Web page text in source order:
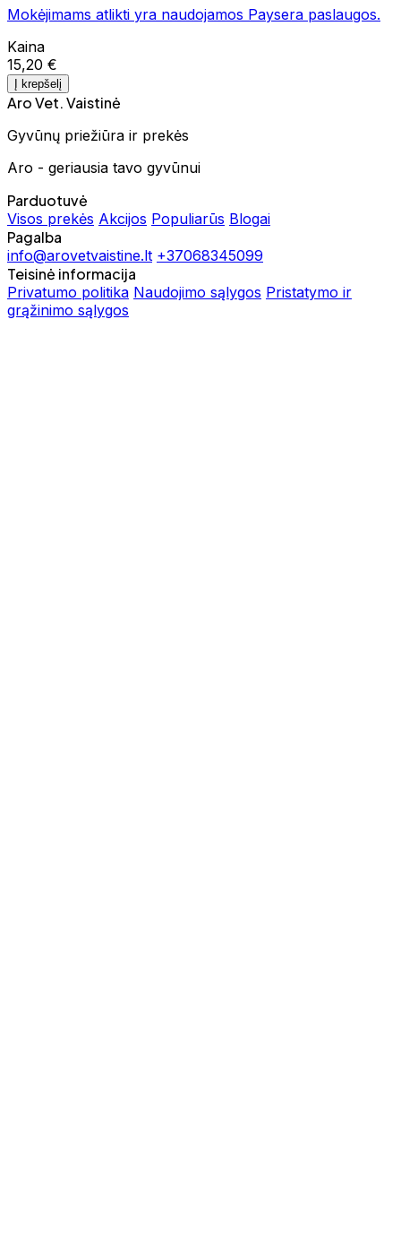
Mokėjimams atlikti yra naudojamos Paysera paslaugos.
Kaina
15,20 €
Į krepšelį
Aro Vet. Vaistinė
Gyvūnų priežiūra ir prekės
Aro - geriausia tavo gyvūnui
Parduotuvė
Visos prekės Akcijos Populiarūs Blogai
Pagalba
info@arovetvaistine.lt +37068345099
Teisinė informacija
Privatumo politika Naudojimo sąlygos Pristatymo ir
grąžinimo sąlygos